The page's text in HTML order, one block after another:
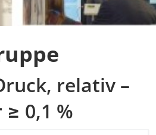
relativ –
0,1 %
Aussteller
AMA